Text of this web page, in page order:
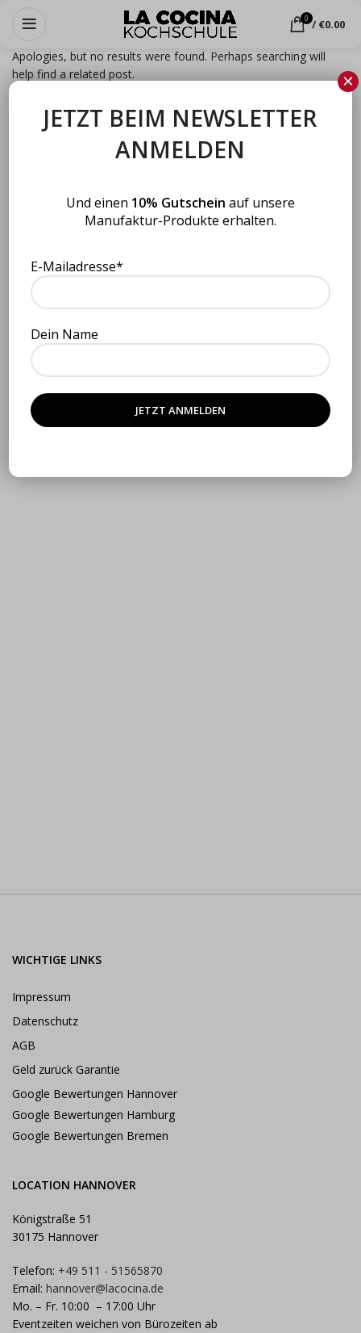
0 / €0.00
Nothing Found
Apologies, but no results were found. Perhaps searching will
help find a related post.
WICHTIGE LINKS
Impressum
Datenschutz
AGB
Geld zurück Garantie
Google Bewertungen Hannover
Google Bewertungen Hamburg
Google Bewertungen Bremen
LOCATION HANNOVER
Königstraße 51
30175 Hannover
Telefon: +49 511 - 51565870
Email: hannover@lacocina.de
Mo. – Fr. 10:00 – 17:00 Uhr
Eventzeiten weichen von Bürozeiten ab
JETZT BEIM NEWSLETTER
ANMELDEN
Und einen 10% Gutschein auf unsere
Manufaktur-Produkte erhalten.
E-Mailadresse*
Dein Name
×